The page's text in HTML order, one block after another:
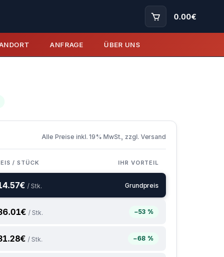
0.00€
ANFRAGE ÜBER UNS
Alle Preise inkl. 19% MwSt., zzgl. Versand
/ STÜCK IHR VORTEIL
€ / Stk. Grundpreis
€ / Stk. −53 %
€ / Stk. −68 %